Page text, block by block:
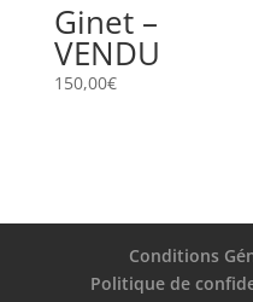
Ginet –
VENDU
150,00€
Conditions
Politique de